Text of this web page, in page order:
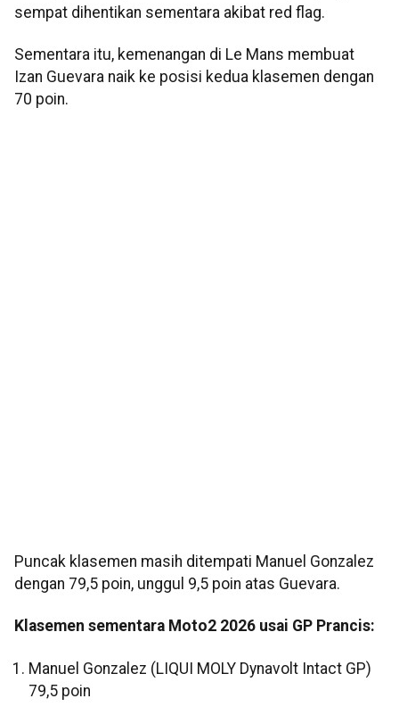
sempat dihentikan sementara akibat red flag.
Sementara itu, kemenangan di Le Mans membuat
Izan Guevara naik ke posisi kedua klasemen dengan
70 poin.
Puncak klasemen masih ditempati Manuel Gonzalez
dengan 79,5 poin, unggul 9,5 poin atas Guevara.
Klasemen sementara Moto2 2026 usai GP Prancis:
Manuel Gonzalez (LIQUI MOLY Dynavolt Intact GP)
79,5 poin